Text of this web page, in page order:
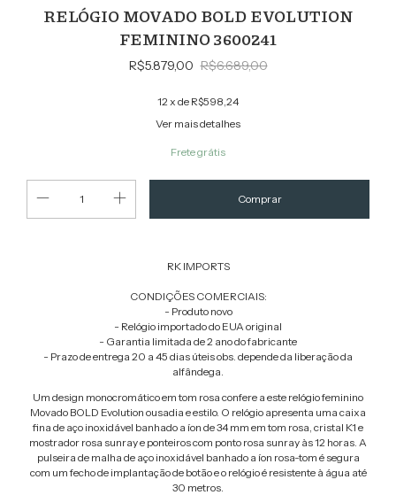
RELÓGIO MOVADO BOLD EVOLUTION
FEMININO 3600241
R$5.879,00 R$6.689,00
12 x de R$598,24
Ver mais detalhes
Frete grátis
RK IMPORTS
CONDIÇÕES COMERCIAIS:
- Produto novo
- Relógio importado do EUA original
- Garantia limitada de 2 ano do fabricante
- Prazo de entrega 20 a 45 dias úteis obs. depende da liberação da
alfândega.
Um design monocromático em tom rosa confere a este relógio feminino
Movado BOLD Evolution ousadia e estilo. O relógio apresenta uma caixa
fina de aço inoxidável banhado a íon de 34 mm em tom rosa, cristal K1 e
mostrador rosa sunray e ponteiros com ponto rosa sunray às 12 horas. A
pulseira de malha de aço inoxidável banhado a íon rosa-tom é segura
com um fecho de implantação de botão e o relógio é resistente à água até
30 metros.